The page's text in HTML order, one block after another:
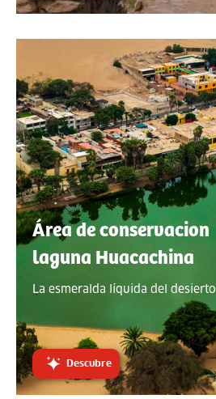
Área de conservacion
laguna Huacachina
La esmeralda líquida del desierto
Descubre